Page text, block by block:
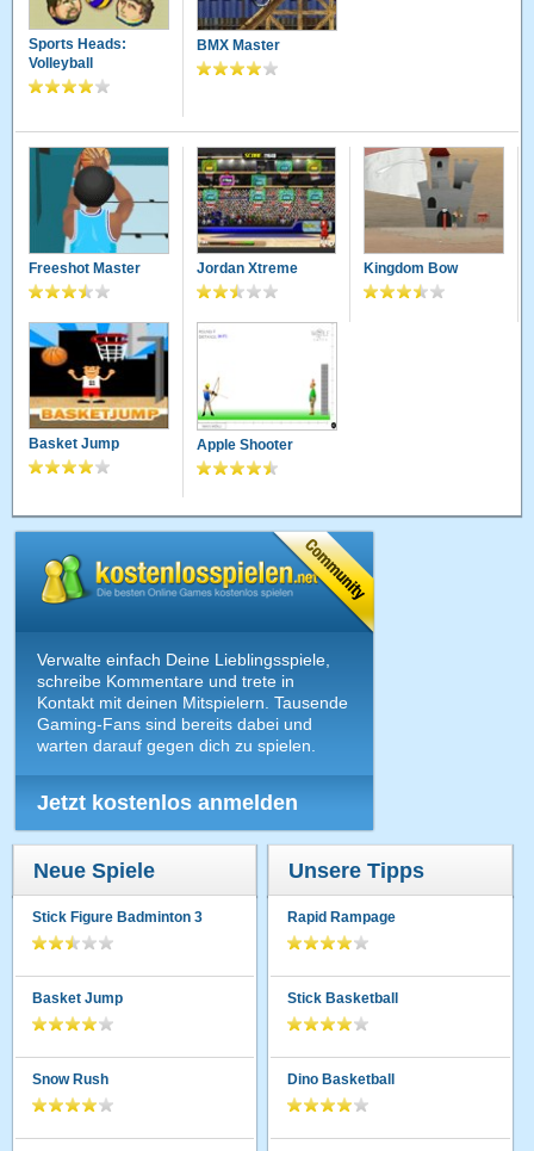
Sports Heads:
Volleyball
BMX Master
Freeshot Master Jordan Xtreme Kingdom Bow
Basket Jump Apple Shooter
Verwalte einfach Deine Lieblingsspiele,
schreibe Kommentare und trete in
Kontakt mit deinen Mitspielern. Tausende
Gaming-Fans sind bereits dabei und
warten darauf gegen dich zu spielen.
Jetzt kostenlos anmelden
Neue Spiele
Stick Figure Badminton 3
Basket Jump
Snow Rush
Unsere Tipps
Rapid Rampage
Stick Basketball
Dino Basketball